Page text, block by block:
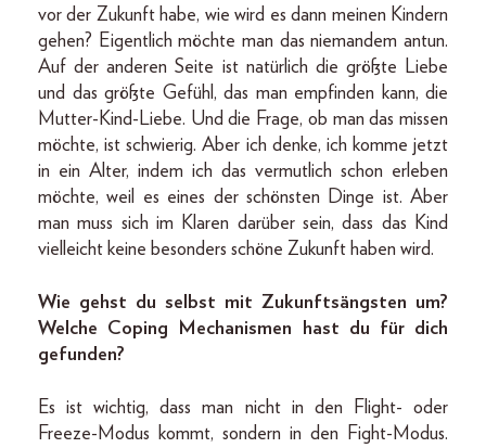
vor der Zukunft habe, wie wird es dann meinen Kindern
gehen? Eigentlich möchte man das niemandem antun.
Auf der anderen Seite ist natürlich die größte Liebe
und das größte Gefühl, das man empfinden kann, die
Mutter-Kind-Liebe. Und die Frage, ob man das missen
möchte, ist schwierig. Aber ich denke, ich komme jetzt
in ein Alter, indem ich das vermutlich schon erleben
möchte, weil es eines der schönsten Dinge ist. Aber
man muss sich im Klaren darüber sein, dass das Kind
vielleicht keine besonders schöne Zukunft haben wird.
Wie gehst du selbst mit Zukunftsängsten um?
Welche Coping Mechanismen hast du für dich
gefunden?
Es ist wichtig, dass man nicht in den Flight- oder
Freeze-Modus kommt, sondern in den Fight-Modus.